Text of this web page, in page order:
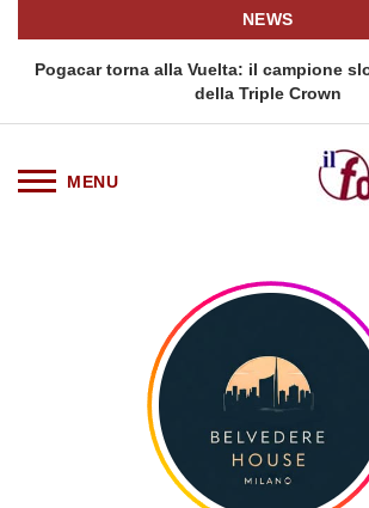
NEWS
Pogacar torna alla Vuelta: il campione
della Triple Crown